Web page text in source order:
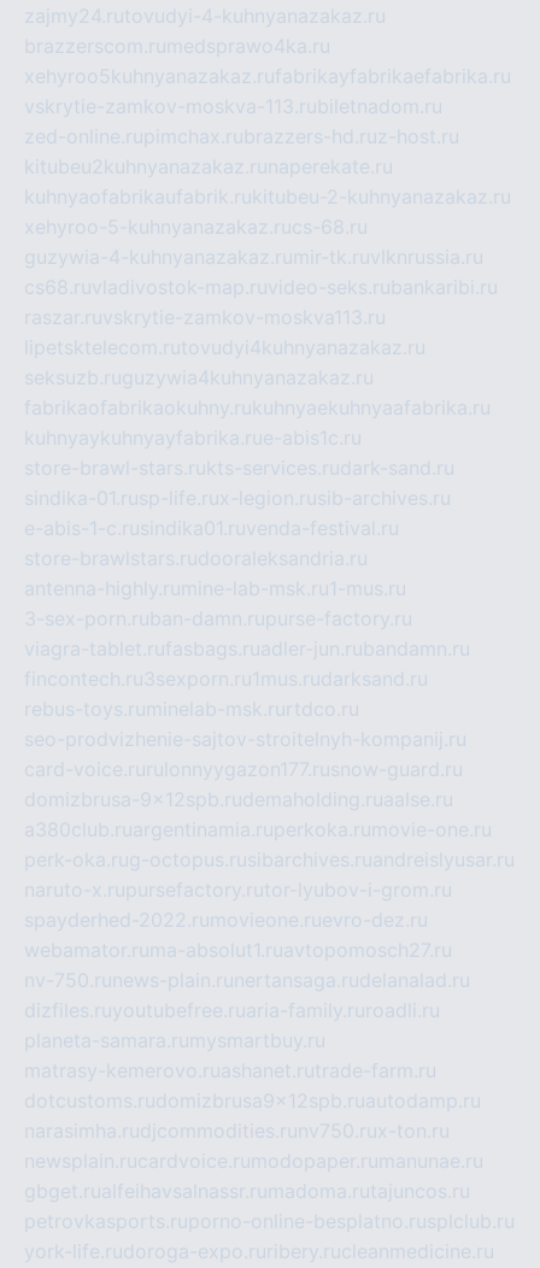
zajmy24.rutovudyi-4-kuhnyanazakaz.ru
brazzerscom.ru medsprawo4ka.ru
xehyroo5kuhnyanazakaz.rufabrikayfabrikaefabrika.ru
vskrytie-zamkov-moskva-113.rubiletnadom.ru
zed-online.rupimchax.rubrazzers-hd.ruz-host.ru
kitubeu2kuhnyanazakaz.ru naperekate.ru
kuhnyaofabrikaufabrik.rukitubeu-2-kuhnyanazakaz.ru
xehyroo-5-kuhnyanazakaz.rucs-68.ru
guzywia-4-kuhnyanazakaz.ru mir-tk.ruvlknrussia.ru
cs68.ruvladivostok-map.ruvideo-seks.rubankaribi.ru
raszar.ruvskrytie-zamkov-moskva113.ru
lipetsktelecom.rutovudyi4kuhnyanazakaz.ru
seksuzb.ruguzywia4kuhnyanazakaz.ru
fabrikaofabrikaokuhny.rukuhnyaekuhnyaafabrika.ru
kuhnyaykuhnyayfabrika.rue-abis1c.ru
store-brawl-stars.rukts-services.rudark-sand.ru
sindika-01.rusp-life.rux-legion.rusib-archives.ru
e-abis-1-c.rusindika01.ruvenda-festival.ru
store-brawlstars.rudooraleksandria.ru
antenna-highly.ru mine-lab-msk.ru1-mus.ru
3-sex-porn.ruban-damn.rupurse-factory.ru
viagra-tablet.rufasbags.ruadler-jun.rubandamn.ru
fincontech.ru3sexporn.ru1mus.rudarksand.ru
rebus-toys.ru minelab-msk.ru rtdco.ru
seo-prodvizhenie-sajtov-stroitelnyh-kompanij.ru
card-voice.ru rulonnyygazon177.rusnow-guard.ru
domizbrusa-9x12spb.rudemaholding.ruaalse.ru
a380club.ruargentinamia.ruperkoka.ru movie-one.ru
perk-oka.rug-octopus.rusibarchives.ruandreislyusar.ru
naruto-x.rupursefactory.rutor-lyubov-i-grom.ru
spayderhed-2022.ru movieone.ruevro-dez.ru
webamator.ru ma-absolut1.ruavtopomosch27.ru
nv-750.ru news-plain.ru nertansaga.rudelanalad.ru
dizfiles.ruyoutubefree.ruaria-family.ru roadli.ru
planeta-samara.ru mysmartbuy.ru
matrasy-kemerovo.ruashanet.rutrade-farm.ru
dotcustoms.rudomizbrusa9x12spb.ruautodamp.ru
narasimha.rudjcommodities.ru nv750.rux-ton.ru
newsplain.rucardvoice.ru modopaper.ru manunae.ru
gbget.rualfeihavsalnassr.ru madoma.rutajuncos.ru
petrovkasports.ruporno-online-besplatno.rusplclub.ru
york-life.rudoroga-expo.ru ribery.rucleanmedicine.ru